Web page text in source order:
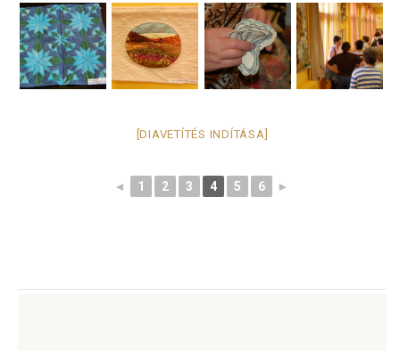
[DIAVETÍTÉS INDÍTÁSA]
◄ 1 2 3 4 5 6 ►